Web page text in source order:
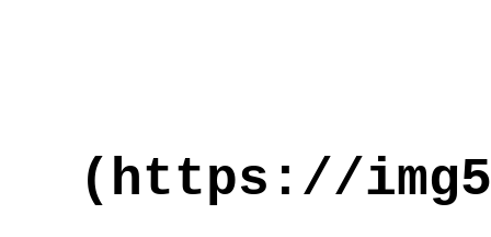
(https://